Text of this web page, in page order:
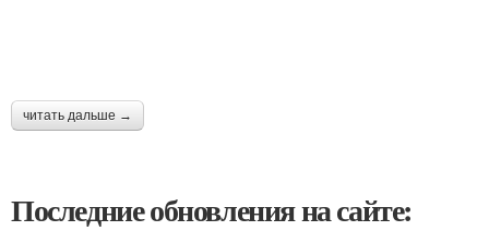
читать дальше →
Последние обновления на сайте: